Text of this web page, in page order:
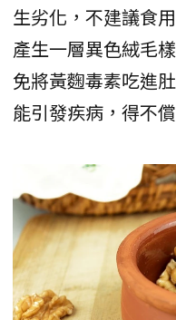
生劣化，不建議食
產生一層異色絨毛
免將黃麴毒素吃進
能引發疾病，得不